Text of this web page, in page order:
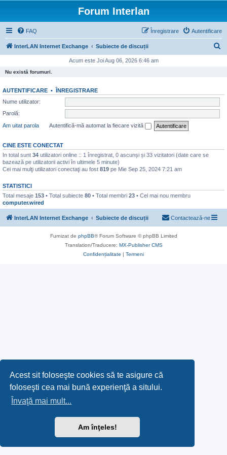
Acest sit foloseşte cookies să te asigure că
foloseşti cea mai bună experienţă a sitului.
Învaţă mai mult...
Am înţeles!
Forum Interlan
FAQ Autentificare
Înregistrare
InterLAN Internet Exchange Subiecte de discuții
a
Acum este Joi Aug 06, 2026 6:46 am
Nu există forumuri.
AUTENTIFICARE • ÎNREGISTRARE
Nume utilizator:
Parolă:
Am uitat parola
Autentifică-mă automat la fiecare vizită
CINE ESTE CONECTAT
In total sunt 34 utilizatori online :: 1 înregistrat, 0 ascunși și 33 vizitatori (date care se
bazează pe utilizatorii activi în ultimele 5 minute)
Cei mai mulţi utilizatori conectaţi au fost 819 pe Mie Sep 25, 2024 7:21 am
STATISTICI
Total mesaje 153 • Total subiecte 80 • Total membri 23 • Cel mai nou membru
computer.wired
InterLAN Internet Exchange Subiecte de discuții Contactează-ne
Furnizat de phpBB® Forum Software © phpBB Limited
Translation/Traducere: MX-Publisher CMS
Confidențialitate | Termeni